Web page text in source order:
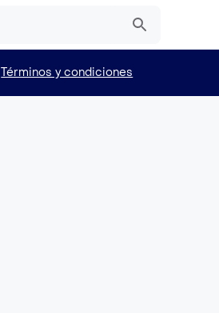
Términos y condiciones